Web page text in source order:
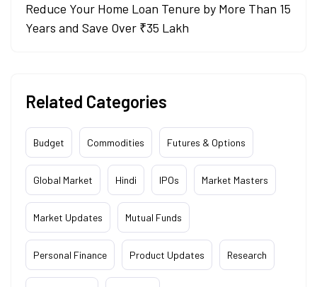
Reduce Your Home Loan Tenure by More Than 15
Years and Save Over ₹35 Lakh
Related Categories
Budget Commodities Futures & Options
Global Market Hindi IPOs Market Masters
Market Updates Mutual Funds
Personal Finance Product Updates Research